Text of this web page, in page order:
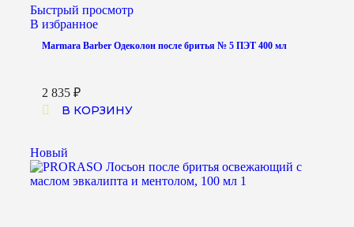
Быстрый просмотр
В избранное
Marmara Barber Одеколон после бритья № 5 ПЭТ 400 мл
2 835 ₽
В КОРЗИНУ
Новый